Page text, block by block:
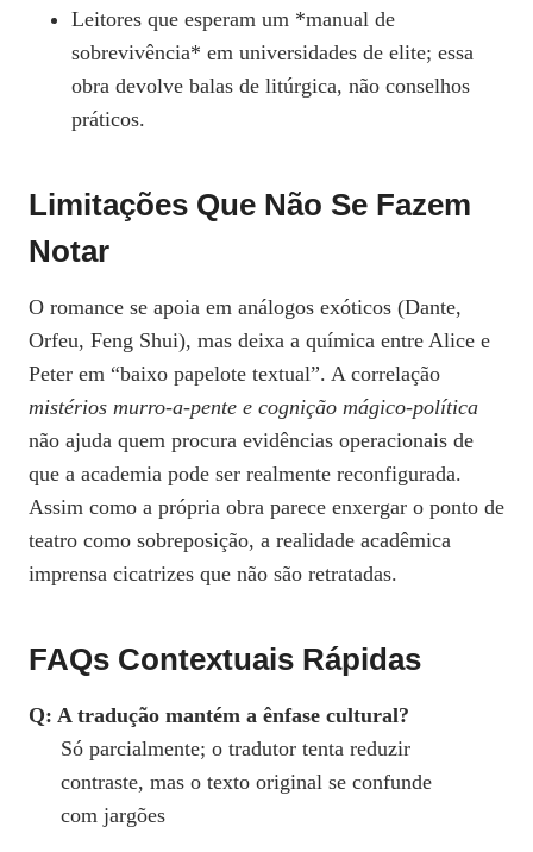
Leitores que esperam um *manual de
sobrevivência* em universidades de elite; essa
obra devolve balas de litúrgica, não conselhos
práticos.
Limitações Que Não Se Fazem
Notar
O romance se apoia em análogos exóticos (Dante,
Orfeu, Feng Shui), mas deixa a química entre Alice e
Peter em “baixo papelote textual”. A correlação
mistérios murro‑a‑pente e cognição mágico‑política
não ajuda quem procura evidências operacionais de
que a academia pode ser realmente reconfigurada.
Assim como a própria obra parece enxergar o ponto de
teatro como sobreposição, a realidade acadêmica
imprensa cicatrizes que não são retratadas.
FAQs Contextuais Rápidas
Q: A tradução mantém a ênfase cultural?
Só parcialmente; o tradutor tenta reduzir
contraste, mas o texto original se confunde
com jargões